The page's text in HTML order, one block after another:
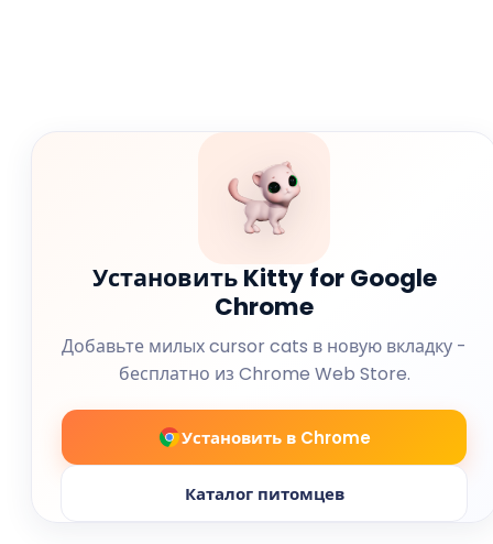
Установить Kitty for Google
Chrome
Добавьте милых cursor cats в новую вкладку -
бесплатно из Chrome Web Store.
Установить в Chrome
Каталог питомцев